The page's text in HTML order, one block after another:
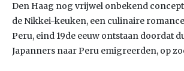
Den Haag nog vrijwel onbekend
de Nikkei-keuken, een culinaire
Peru, eind 19de eeuw ontstaan doordat
Japanners naar Peru emigreerden, op